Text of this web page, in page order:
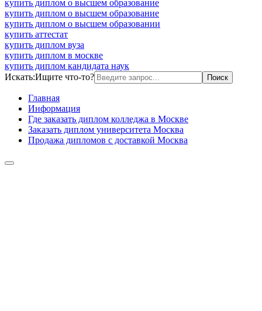
купить диплом о высшем образование
купить диплом о высшем образование
купить диплом о высшем образовании
купить аттестат
купить диплом вуза
купить диплом в москве
купить диплом кандидата наук
Искать:Ищите что-то?
Главная
Информация
Где заказать диплом колледжа в Москве
Заказать диплом университета Москва
Продажа дипломов с доставкой Москва